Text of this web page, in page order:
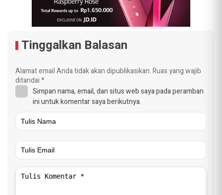
Tinggalkan Balasan
Alamat email Anda tidak akan dipublikasikan.Ruas yang wajib
ditandai*
Simpan nama, email, dan situs web saya pada peramban
ini untuk komentar saya berikutnya.